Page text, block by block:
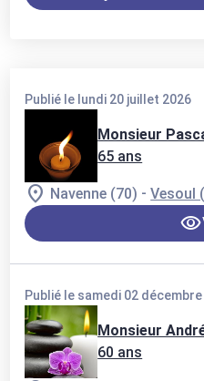
BREUCHES
COMBEAUFONTAINE
Publié le lundi 20 juillet 2026
Monsieur
65 ans
Navenne (70) -Vesoul
Publié le samedi 02
Monsieur
60 ans